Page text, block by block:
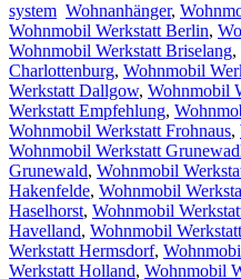
system Wohnanhänger,
Wohnmobil Werkstatt Berlin,
Wohnmobil Werkstatt Briselang,
Charlottenburg, Wohnmobil
Werkstatt Dallgow, Wohnmobil
Werkstatt Empfehlung,
Wohnmobil Werkstatt Frohnaus,
Wohnmobil Werkstatt
Grunewald, Wohnmobil
Hakenfelde, Wohnmobil
Haselhorst, Wohnmobil
Havelland, Wohnmobil
Werkstatt Hermsdorf,
Werkstatt Holland, Wohnmobil